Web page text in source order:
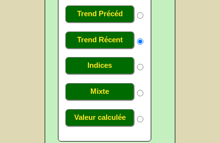
Trend Précéd
Trend Récent
Indices
Mixte
Valeur calculée